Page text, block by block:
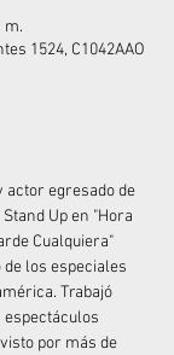
m.
1524, C1042AAO
actor egresado de
Up en "Hora
Cualquiera"
de los especiales
Trabajó
espectáculos
por más de